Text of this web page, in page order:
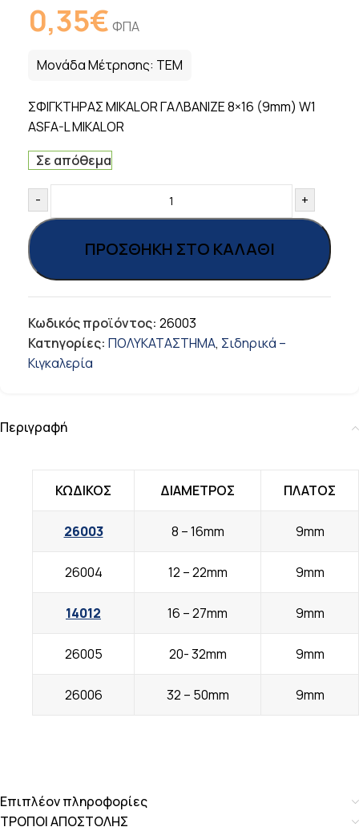
0,35€ ΦΠΑ
Μονάδα Μέτρησης: ΤΕΜ
ΣΦΙΓΚΤΗΡΑΣ MIKALOR ΓΑΛΒANIZE 8×16 (9mm) W1
ASFA-L MIKALOR
Σε απόθεμα
- +
ΠΡΟΣΘΉΚΗ ΣΤΟ ΚΑΛΆΘΙ
Κωδικός προϊόντος: 26003
Κατηγορίες: ΠΟΛΥΚΑΤΑΣΤΗΜΑ, Σιδηρικά –
Κιγκαλερία
Περιγραφή
ΚΩΔΙΚΟΣ ΔΙΑΜΕΤΡΟΣ ΠΛΑΤΟΣ
26003 8 – 16mm 9mm
26004 12 – 22mm 9mm
14012 16 – 27mm 9mm
26005 20- 32mm 9mm
26006 32 – 50mm 9mm
Επιπλέον πληροφορίες
ΤΡΟΠΟΙ ΑΠΟΣΤΟΛΗΣ